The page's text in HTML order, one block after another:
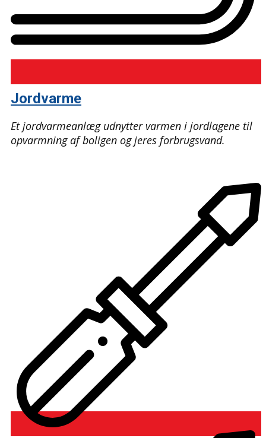
Jordvarme
Et jordvarmeanlæg udnytter varmen i jordlagene til
opvarmning af boligen og jeres forbrugsvand.